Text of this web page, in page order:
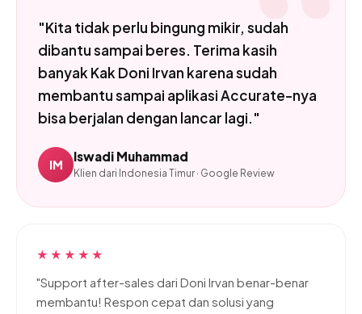
"Kita tidak perlu bingung mikir, sudah
dibantu sampai beres. Terima kasih
banyak Kak Doni Irvan karena sudah
membantu sampai aplikasi Accurate-nya
bisa berjalan dengan lancar lagi."
IM
Iswadi Muhammad
Klien dari Indonesia Timur · Google Review
★★★★★
"Support after-sales dari Doni Irvan benar-benar
membantu! Respon cepat dan solusi yang